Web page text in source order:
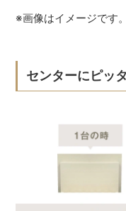
※画像はイメージです
センターにピッ